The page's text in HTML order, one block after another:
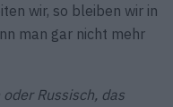
wir, so bleiben wir in
man gar nicht mehr
Russisch, das